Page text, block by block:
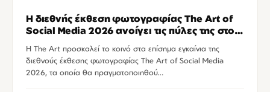
Η διεθνής έκθεση φωτογραφίας The Art of
Social Media 2026 ανοίγει τις πύλες της στο
Η The Art προσκαλεί το κοινό στα επίσημα εγκαίνια της
διεθνούς έκθεσης φωτογραφίας The Art of Social Media
2026, τα οποία θα πραγματοποιηθού…